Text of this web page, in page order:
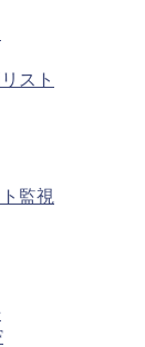
スト
監視